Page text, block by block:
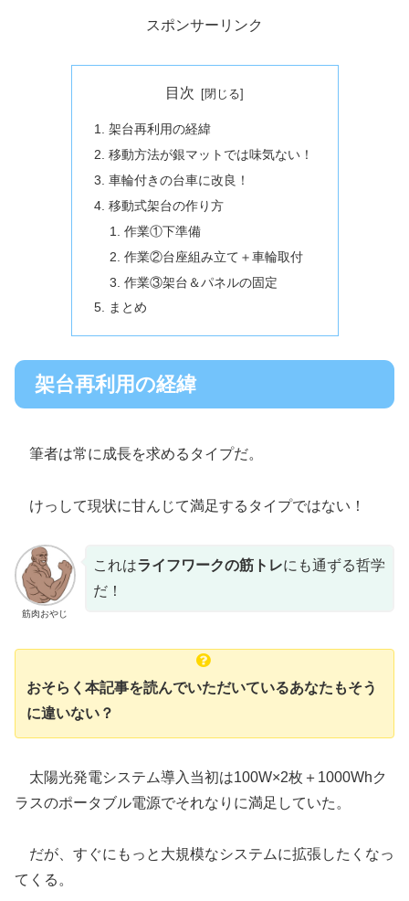
スポンサーリンク
目次
架台再利用の経緯
移動方法が銀マットでは味気ない！
車輪付きの台車に改良！
移動式架台の作り方
作業①下準備
作業②台座組み立て＋車輪取付
作業③架台＆パネルの固定
まとめ
架台再利用の経緯
筆者は常に成長を求めるタイプだ。
けっして現状に甘んじて満足するタイプではない！
筋肉おやじ
これはライフワークの筋トレにも通ずる哲学
だ！
おそらく本記事を読んでいただいているあなたもそう
に違いない？
太陽光発電システム導入当初は100W×2枚＋1000Whク
ラスのポータブル電源でそれなりに満足していた。
だが、すぐにもっと大規模なシステムに拡張したくなっ
てくる。